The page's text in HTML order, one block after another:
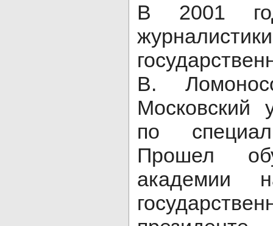
В 2001
В.
Московский
по
Прошел
академии